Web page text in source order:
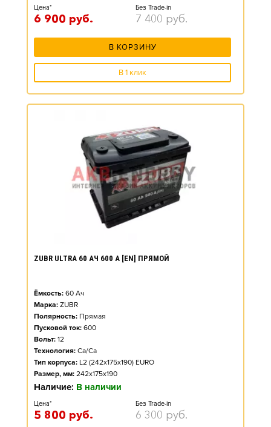
Цена*
6 900 руб.
Без Trade-in
7 400 руб.
В КОРЗИНУ
В 1 клик
ZUBR ULTRA 60 АЧ 600 А [EN] ПРЯМОЙ
Ёмкость: 60 Ач
Марка: ZUBR
Полярность: Прямая
Пусковой ток: 600
Вольт: 12
Технология: Ca/Ca
Тип корпуса: L2 (242x175x190) EURO
Размер, мм: 242x175x190
Наличие: В наличии
Цена*
5 800 руб.
Без Trade-in
6 300 руб.